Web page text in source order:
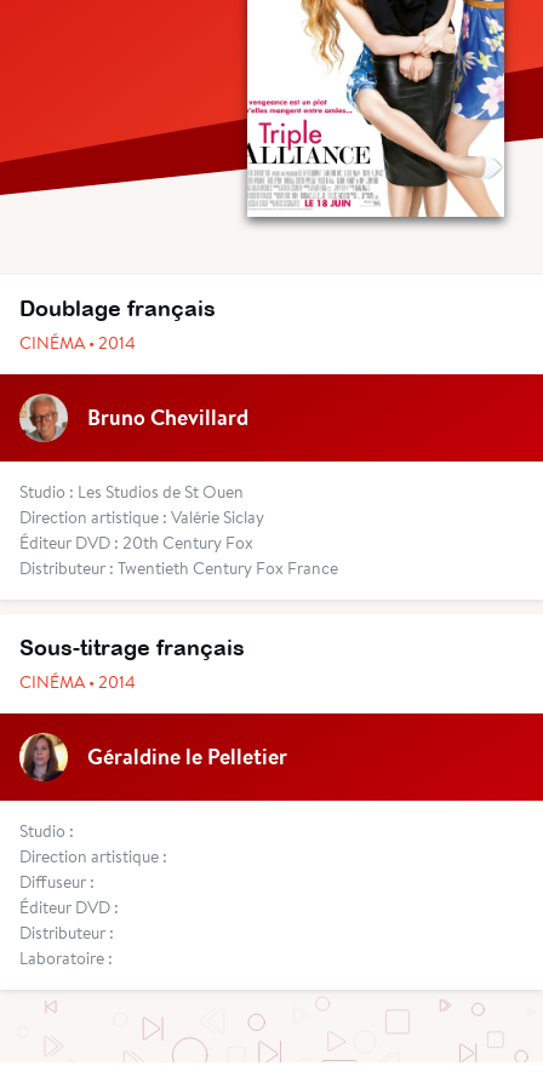
Doublage français
CINÉMA • 2014
Bruno Chevillard
Studio : Les Studios de St Ouen
Direction artistique : Valérie Siclay
Éditeur DVD : 20th Century Fox
Distributeur : Twentieth Century Fox France
Sous-titrage français
CINÉMA • 2014
Géraldine le Pelletier
Studio :
Direction artistique :
Diffuseur :
Éditeur DVD :
Distributeur :
Laboratoire :